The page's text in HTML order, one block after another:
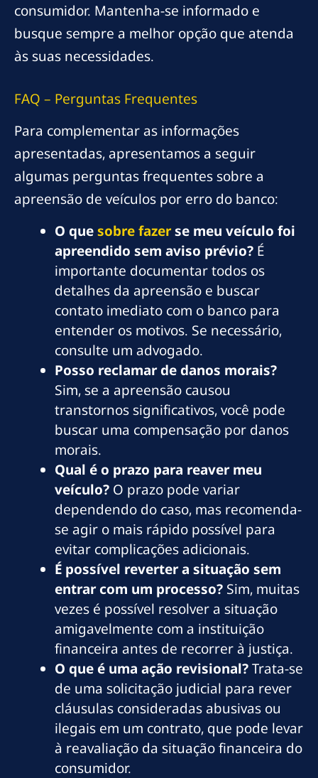
consumidor. Mantenha-se informado e
busque sempre a melhor opção que atenda
às suas necessidades.
FAQ – Perguntas Frequentes
Para complementar as informações
apresentadas, apresentamos a seguir
algumas perguntas frequentes sobre a
apreensão de veículos por erro do banco:
O quesobre fazerse meu veículo foi
apreendido sem aviso prévio? É
importante documentar todos os
detalhes da apreensão e buscar
contato imediato com o banco para
entender os motivos. Se necessário,
consulte um advogado.
Posso reclamar de danos morais?
Sim, se a apreensão causou
transtornos significativos, você pode
buscar uma compensação por danos
morais.
Qual é o prazo para reaver meu
veículo? O prazo pode variar
dependendo do caso, mas recomenda-
se agir o mais rápido possível para
evitar complicações adicionais.
É possível reverter a situação sem
entrar com um processo? Sim, muitas
vezes é possível resolver a situação
amigavelmente com a instituição
financeira antes de recorrer à justiça.
O que é uma ação revisional?Trata-se
de uma solicitação judicial para rever
cláusulas consideradas abusivas ou
ilegais em um contrato, que pode levar
à reavaliação da situação financeira do
consumidor.